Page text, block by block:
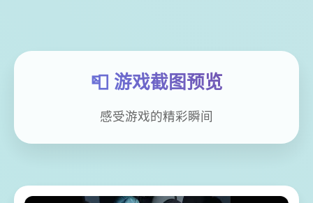
📮 游戏截图预览
感受游戏的精彩瞬间